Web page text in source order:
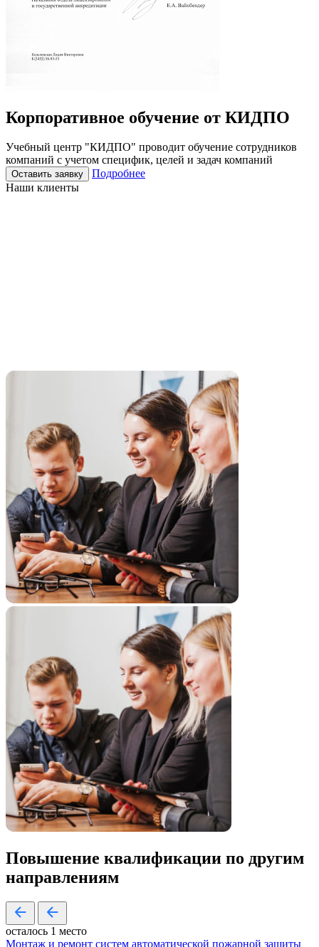
Корпоративное обучение от КИДПО
Учебный центр "КИДПО" проводит обучение сотрудников
компаний с учетом специфик, целей и задач компаний
Оставить заявку
Подробнее
Наши клиенты
Повышение квалификации по другим
направлениям
осталось 1 место
Монтаж и ремонт систем автоматической пожарной защиты